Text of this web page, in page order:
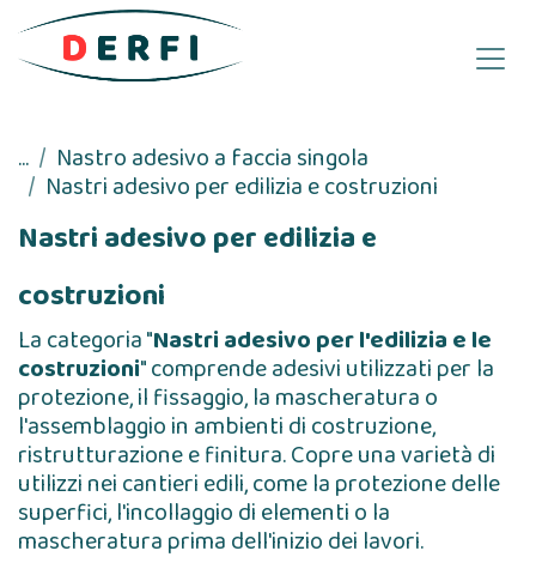
Passa al contenuto
... Nastro adesivo a faccia singola
Nastri adesivo per edilizia e costruzioni
Nastri adesivo per edilizia e
costruzioni
La categoria "Nastri adesivo per l'edilizia e le
costruzioni" comprende adesivi utilizzati per la
protezione, il fissaggio, la mascheratura o
l'assemblaggio in ambienti di costruzione,
ristrutturazione e finitura. Copre una varietà di
utilizzi nei cantieri edili, come la protezione delle
superfici, l'incollaggio di elementi o la
mascheratura prima dell'inizio dei lavori.